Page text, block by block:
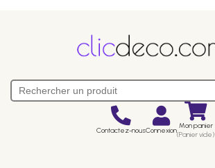
Contactez-nousConnexion Mon panier
(Panier vide)